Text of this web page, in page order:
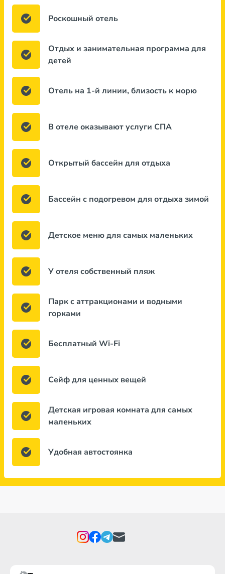
Роскошный отель
Отдых и занимательная программа для
детей
Отель на 1-й линии, близость к морю
В отеле оказывают услуги СПА
Открытый бассейн для отдыха
Бассейн с подогревом для отдыха зимой
Детское меню для самых маленьких
У отеля собственный пляж
Парк с аттракционами и водными
горками
Бесплатный Wi-Fi
Сейф для ценных вещей
Детская игровая комната для самых
маленьких
Удобная автостоянка